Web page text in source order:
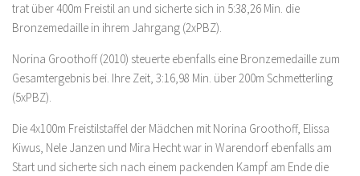
trat über 400m Freistil an und sicherte sich in 5:38,26 Min. die
Bronzemedaille in ihrem Jahrgang (2xPBZ).
Norina Groothoff (2010) steuerte ebenfalls eine Bronzemedaille zum
Gesamtergebnis bei. Ihre Zeit, 3:16,98 Min. über 200m Schmetterling
(5xPBZ).
Die 4x100m Freistilstaffel der Mädchen mit Norina Groothoff, Elissa
Kiwus, Nele Janzen und Mira Hecht war in Warendorf ebenfalls am
Start und sicherte sich nach einem packenden Kampf am Ende die